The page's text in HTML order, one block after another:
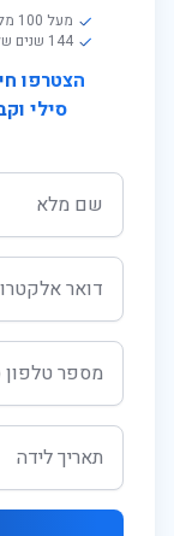
מעל 100 מליון מזרנים נמכרו בעולם
144 שנים של ניסיון , ידע ואיכות בייצור מזרנים
הצטרפו
סילי